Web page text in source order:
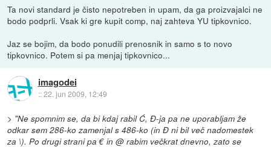
Ta novi standard je čisto nepotreben in upam, da ga proizvajalci ne
bodo podprli. Vsak ki gre kupit comp, naj zahteva YU tipkovnico.
Jaz se bojim, da bodo ponudili prenosnik in samo s to novo
tipkovnico. Potem si pa menjaj tipkovnico...
imagodei
::22. jun 2009, 12:49
> "Ne spomnim se, da bi kdaj rabil Ć, Đ-ja pa ne uporabljam že
odkar sem 286-ko zamenjal s 486-ko (in Đ ni bil več nadomestek
za \). Po drugi strani pa € in @ rabim večkrat dnevno, zato se